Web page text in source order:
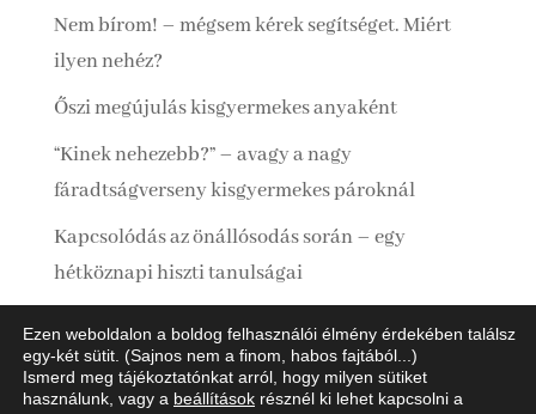
Nem bírom! – mégsem kérek segítséget. Miért
ilyen nehéz?
Őszi megújulás kisgyermekes anyaként
“Kinek nehezebb?” – avagy a nagy
fáradtságverseny kisgyermekes pároknál
Kapcsolódás az önállósodás során – egy
hétköznapi hiszti tanulságai
Adatkezelési Tájékoztató Impresszum
Ezen weboldalon a boldog felhasználói élmény érdekében találsz
egy-két sütit. (Sajnos nem a finom, habos fajtából...)
Ismerd meg tájékoztatónkat arról, hogy milyen sütiket
használunk, vagy a beállítások résznél ki lehet kapcsolni a